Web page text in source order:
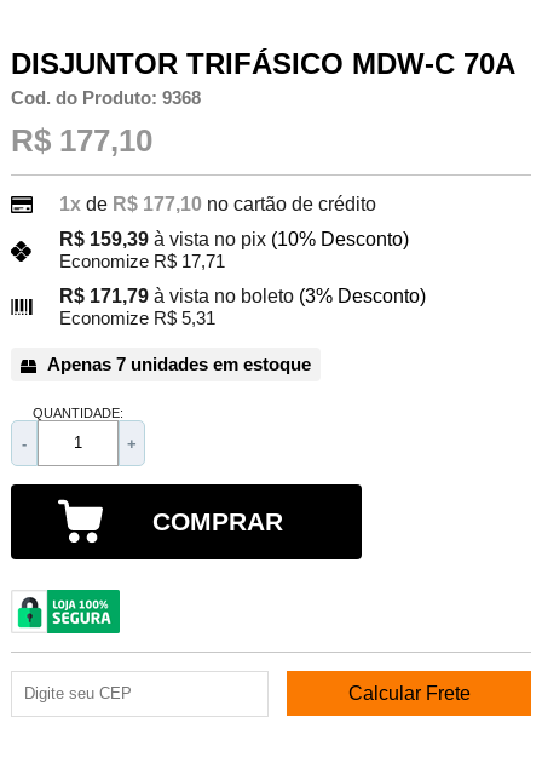
DISJUNTOR TRIFÁSICO MDW-C 70A
Cod. do Produto: 9368
R$ 177,10
1xde R$ 177,10 no cartão de crédito
R$ 159,39 à vista no pix (10% Desconto)
Economize R$ 17,71
R$ 171,79 à vista no boleto (3% Desconto)
Economize R$ 5,31
Apenas 7 unidades em estoque
QUANTIDADE:
- +
COMPRAR